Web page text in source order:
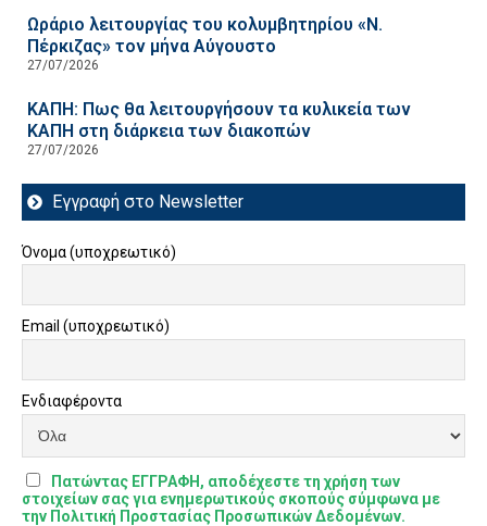
Ωράριο λειτουργίας του κολυμβητηρίου «Ν.
Πέρκιζας» τον μήνα Αύγουστο
27/07/2026
ΚΑΠΗ: Πως θα λειτουργήσουν τα κυλικεία των
ΚΑΠΗ στη διάρκεια των διακοπών
27/07/2026
Εγγραφή στο Newsletter
Όνομα (υποχρεωτικό)
Email (υποχρεωτικό)
Ενδιαφέροντα
Πατώντας ΕΓΓΡΑΦΗ, αποδέχεστε τη χρήση των
στοιχείων σας για ενημερωτικούς σκοπούς σύμφωνα με
την Πολιτική Προστασίας Προσωπικών Δεδομένων.